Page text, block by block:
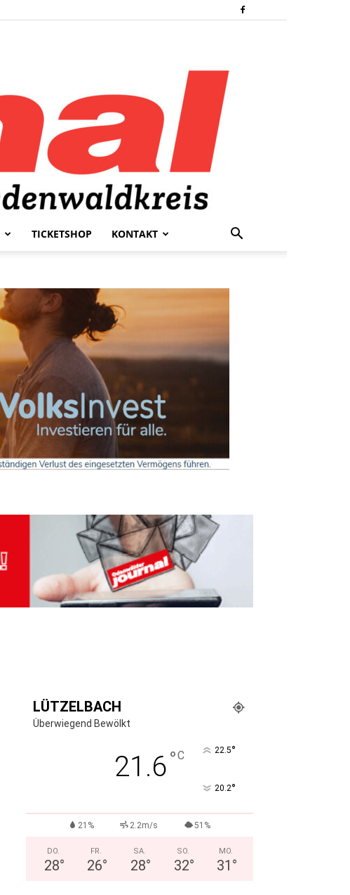
TICKETSHOP KONTAKT
LÜTZELBACH
Überwiegend Bewölkt
21.6°C 22.5°
20.2°
21% 2.2m/s 51%
DO.
28°
FR.
26°
SA.
28°
SO.
32°
MO.
31 °